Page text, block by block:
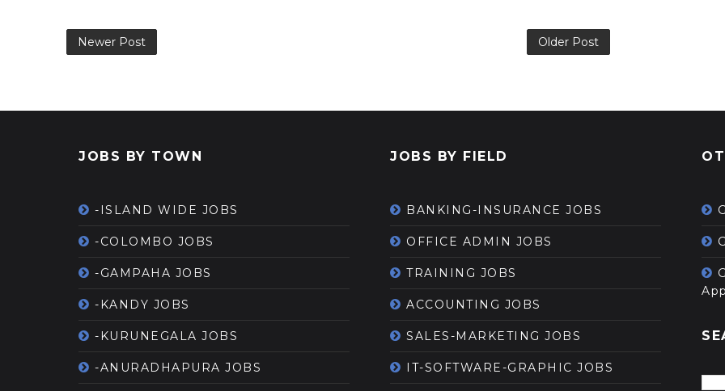
Newer Post Older Post
JOBS BY TOWN
-ISLAND WIDE JOBS
-COLOMBO JOBS
-GAMPAHA JOBS
-KANDY JOBS
-KURUNEGALA JOBS
-ANURADHAPURA JOBS
JOBS BY FIELD
BANKING-INSURANCE JOBS
OFFICE ADMIN JOBS
TRAINING JOBS
ACCOUNTING JOBS
SALES-MARKETING JOBS
IT-SOFTWARE-GRAPHIC JOBS